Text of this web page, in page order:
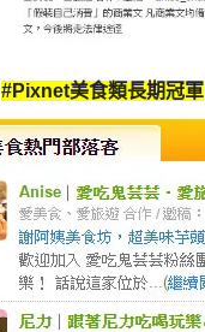
#Pixnet美食類長期冠軍